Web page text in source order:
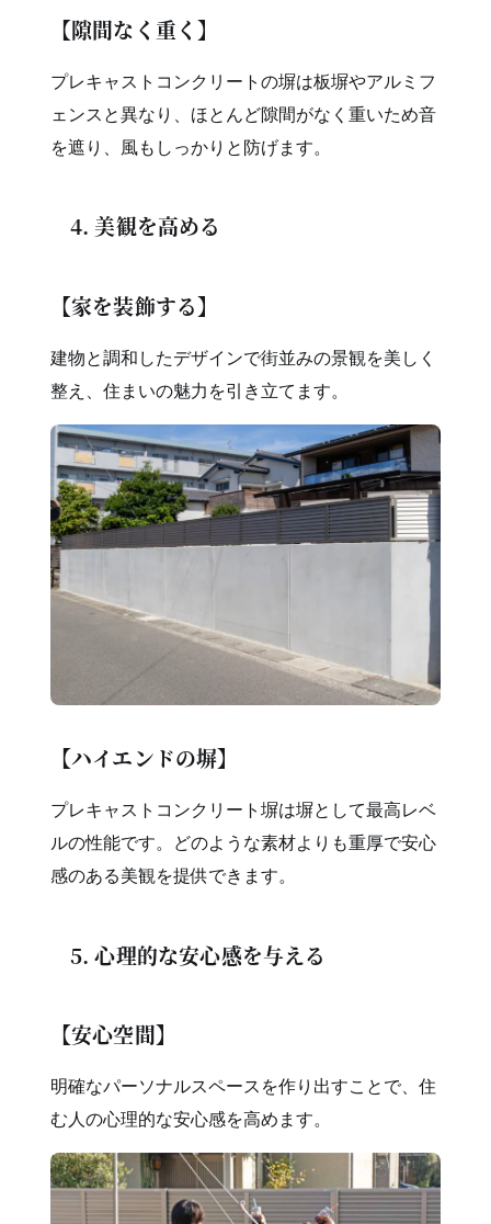
【隙間なく重く】
プレキャストコンクリートの塀は板塀やアルミフ
ェンスと異なり、ほとんど隙間がなく重いため音
を遮り、風もしっかりと防げます。
4. 美観を高める
【家を装飾する】
建物と調和したデザインで街並みの景観を美しく
整え、住まいの魅力を引き立てます。
【ハイエンドの塀】
プレキャストコンクリート塀は塀として最高レベ
ルの性能です。どのような素材よりも重厚で安心
感のある美観を提供できます。
5. 心理的な安心感を与える
【安心空間】
明確なパーソナルスペースを作り出すことで、住
む人の心理的な安心感を高めます。